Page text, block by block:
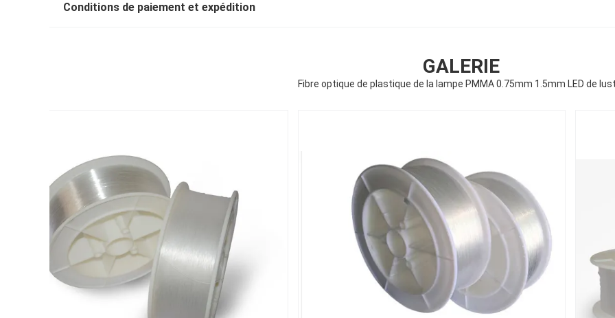
Conditions de paiement et expédition
GALERIE
Fibre optique de plastique de la lampe PMMA 0.75mm 1.5mm LED de